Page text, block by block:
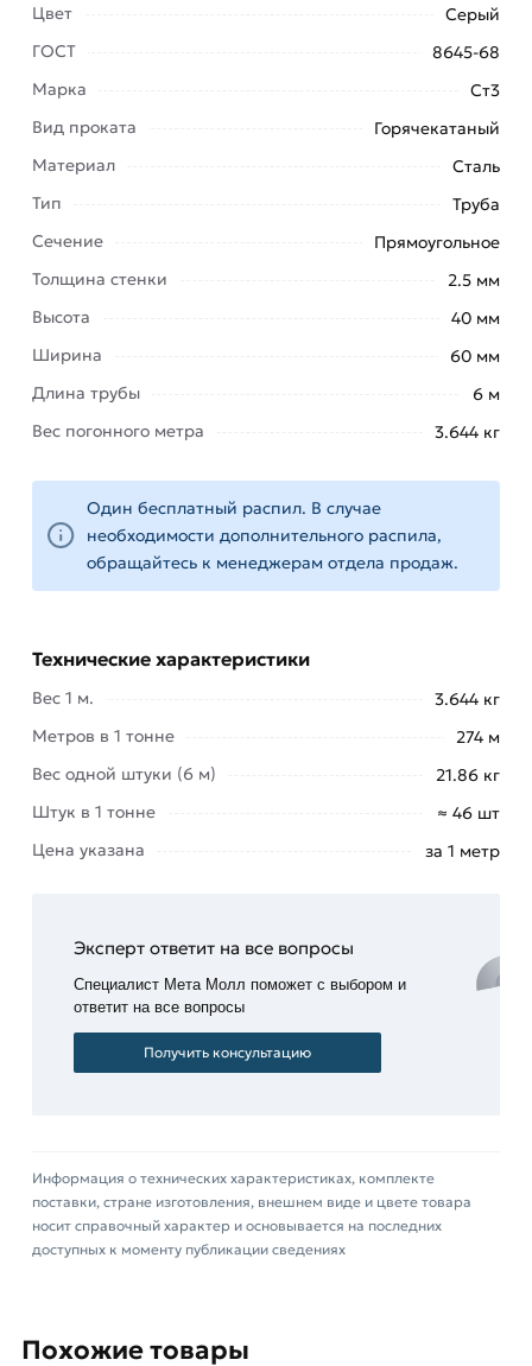
Прямоугольная труба профильная 60х40х2.5 мм
изготавливается по ГОСТ 8645, широко
применяется в разных областях
металлоконструкций. Метод производства –
горячая.
Сфера применения:
Изготовление
металлических
виадуков,
т.п.
Строительные
леса для
ремонта
несущих
конструкций,
сооружений.
Конструктивный
элемент
Сельское
– в
жесткости,
декоративных
элементов.
кнопку«Быстрый заказ»
Цвет
Серый
ГОСТ
8645-68
Марка
Ст3
Вид проката
Горячекатаный
Материал
Сталь
Тип
Труба
Сечение
Прямоугольное
Толщина стенки
2.5 мм
Высота
40 мм
Ширина
60 мм
Длина трубы
6 м
Вес погонного метра
3.644 кг
Один бесплатный распил. В случае
необходимости дополнительного распила,
обращайтесь к менеджерам отдела продаж.
Технические характеристики
Вес 1 м.
3.644 кг
Метров в 1 тонне
274 м
Вес одной штуки (6 м)
21.86 кг
Штук в 1 тонне
≈ 46 шт
Цена указана
за 1 метр
Эксперт ответит на все вопросы
Специалист Мета Молл поможет с выбором и
ответит на все вопросы
Получить консультацию
Информация о технических характеристиках, комплекте
поставки, стране изготовления, внешнем виде и цвете товара
носит справочный характер и основывается на последних
доступных к моменту публикации сведениях
Похожие товары